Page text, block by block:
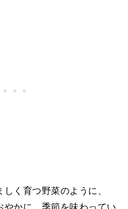
く育つ野菜のように、
やかに、季節を味わってい